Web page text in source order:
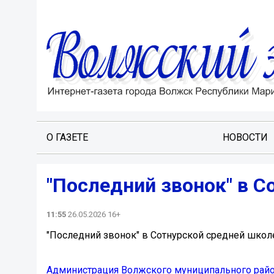
О ГАЗЕТЕ НОВОСТИ
"Последний звонок" в
11:55 26.05.2026 16+
"Последний звонок" в Сотнурской средней
Администрация Волжского муниципального